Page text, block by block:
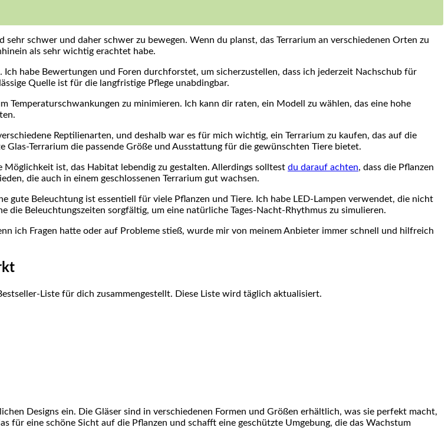
sehr schwer und daher schwer zu ‌bewegen.‌ Wenn du planst, das ⁣Terrarium an verschiedenen ⁢Orten zu
⁢als sehr wichtig⁣ erachtet habe.
Ich‍ habe Bewertungen und Foren durchforstet, um sicherzustellen, dass ich​ jederzeit Nachschub für‌
Quelle ist für⁢ die langfristige Pflege ‍unabdingbar.
Temperaturschwankungen zu ‌minimieren.⁤ Ich kann ​dir raten, ⁢ein Modell ⁢zu ​wählen, das eine hohe
​Reptilienarten, und deshalb war es ‍für mich wichtig,​ ein Terrarium zu kaufen, das‍ auf die
Terrarium die passende Größe und⁢ Ausstattung für die gewünschten Tiere⁢ bietet.
Möglichkeit ist, das Habitat lebendig zu gestalten. Allerdings ​solltest du darauf achten, dass die Pflanzen
die auch in einem geschlossenen Terrarium gut wachsen.
Beleuchtung ⁣ist essentiell für viele Pflanzen und Tiere. Ich habe LED-Lampen ‌verwendet, die nicht‍
die Beleuchtungszeiten sorgfältig, um eine natürliche‍ Tages-Nacht-Rhythmus ⁤zu simulieren.
ich Fragen hatte oder auf Probleme stieß, wurde mir von meinem Anbieter immer schnell und hilfreich
Liste‌ für dich zusammengestellt. Diese Liste ⁤wird täglich⁢ aktualisiert.
⁣Designs ein. Die Gläser ‌sind in⁤ verschiedenen Formen und ​Größen erhältlich, was sie‍ perfekt macht,
für eine schöne Sicht auf ⁤die Pflanzen und schafft ⁤eine‍ geschützte Umgebung, die⁣ das⁤ Wachstum